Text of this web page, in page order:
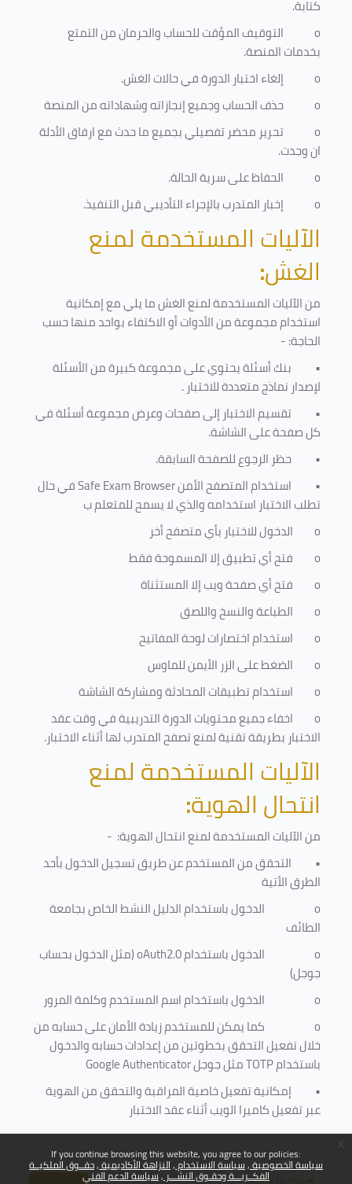
If you continue browsing this website, you agree to our policies:
سياسة الخصوصية سياسة الاستخدام النزاهة الأكاديمية حقــوق الملكيــة
الفكــريـــة وحقـوق النشـــر سياسة الدعم الفني
كتابة.
o
التوقيف المؤقت للحساب والحرمان من التمتع
بخدمات المنصة.
o
إلغاء اختبار الدورة في حالات الغش.
o
حذف الحساب وجميع إنجازاته وشهاداته من المنصة
o
تحرير محضر تفصيلي بجميع ما حدث مع ارفاق الأدلة
ان وجدت.
o
الحفاظ على سرية الحالة.
o
إخبار المتدرب بالإجراء التأديبي قبل التنفيذ.
الآليات المستخدمة لمنع
الغش:
من الآليات المستخدمة لمنع الغش ما يلي مع إمكانية
استخدام مجموعة من الأدوات أو الاكتفاء بواحد منها حسب
الحاجة: -
• بنك أسئلة يحتوي على مجموعة كبيرة من الأسئلة
لإصدار نماذج متعددة للاختبار.
• تقسيم الاختبار إلى صفحات وعرض مجموعة أسئلة في
كل صفحة على الشاشة.
• حظر الرجوع للصفحة السابقة.
• استخدام المتصفح الأمنSafe Exam Browserفي حال
تطلب الاختبار استخدامه والذي لا يسمح للمتعلم ب
o
الدخول للاختبار بأي متصفح أخر
o
فتح أي تطبيق إلا المسموحة فقط
o
فتح أي صفحة ويب إلا المستثناة
o
الطباعة والنسخ واللصق
o
استخدام اختصارات لوحة المفاتيح
o
الضغط على الزر الأيمن للماوس
o
استخدام تطبيقات المحادثة ومشاركة الشاشة
o
اخفاء جميع محتويات الدورة التدريبية في وقت عقد
الاختبار بطريقة تقنية لمنع تصفح المتدرب لها أثناء الاختبار.
الآليات المستخدمة لمنع
انتحال الهوية:
من الآليات المستخدمة لمنعانتحال الهوية: -
• التحقق من المستخدم عن طريق تسجيل الدخول بأحد
الطرق الأتية
o
الدخول باستخدام الدليل النشط الخاص بجامعة
الطائف
o
الدخول باستخدامoAuth2.0(مثل الدخول بحساب
جوجل)
o
الدخول باستخدام اسم المستخدم وكلمة المرور
o
كما يمكن للمستخدم زيادة الأمان على حسابه من
خلال تفعيل التحقق بخطوتين من إعدادات حسابه والدخول
باستخدامTOTPمثل جوجلGoogle Authenticator
• إمكانية تفعيل خاصية المراقبة والتحقق من الهوية
عبر تفعيل كاميرا الويب أثناء عقد الاختبار